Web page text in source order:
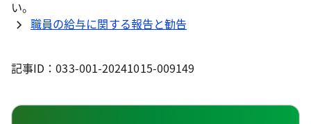
い。
職員の給与に関する報告と勧告
記事ID：033-001-20241015-009149